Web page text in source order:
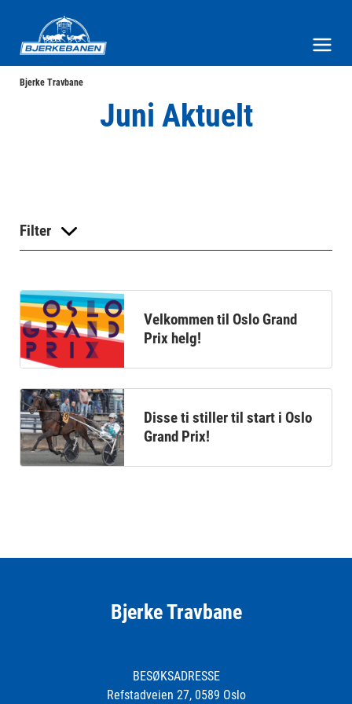
Bjerke Travbane
Juni Aktuelt
Filter
Velkommen til Oslo Grand
Prix helg!
Disse ti stiller til start i Oslo
Grand Prix!
Bjerke Travbane
BESØKSADRESSE
Refstadveien 27, 0589 Oslo